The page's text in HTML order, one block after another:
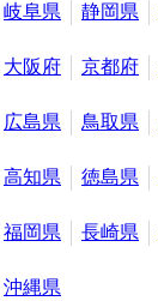
岐阜県 静岡県
大阪府 京都府
広島県 鳥取県
高知県 徳島県
福岡県 長崎県
沖縄県